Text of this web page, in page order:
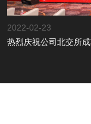
2022-02-23
热烈庆祝公司北交所成